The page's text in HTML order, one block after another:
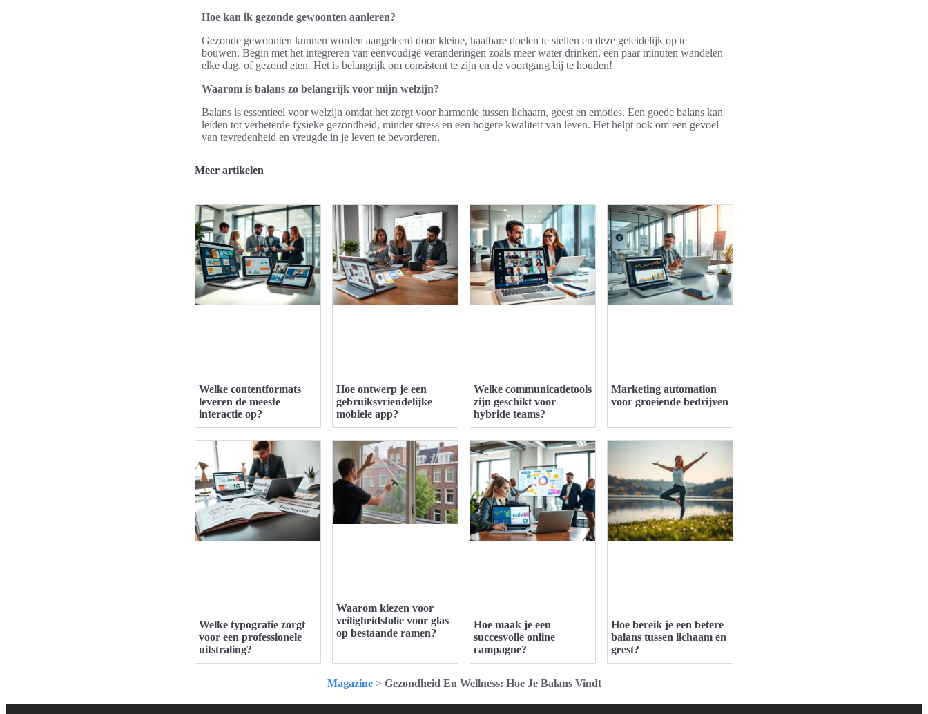
Hoe kan ik gezonde gewoonten aanleren?
Gezonde gewoonten kunnen worden aangeleerd door kleine, haalbare doelen te stellen en deze geleidelijk op te
bouwen. Begin met het integreren van eenvoudige veranderingen zoals meer water drinken, een paar minuten wandelen
elke dag, of gezond eten. Het is belangrijk om consistent te zijn en de voortgang bij te houden!
Waarom is balans zo belangrijk voor mijn welzijn?
Balans is essentieel voor welzijn omdat het zorgt voor harmonie tussen lichaam, geest en emoties. Een goede balans kan
leiden tot verbeterde fysieke gezondheid, minder stress en een hogere kwaliteit van leven. Het helpt ook om een gevoel
van tevredenheid en vreugde in je leven te bevorderen.
Meer artikelen
Welke contentformats
leveren de meeste
interactie op?
Hoe ontwerp je een
gebruiksvriendelijke
mobiele app?
Welke communicatietools
zijn geschikt voor
hybride teams?
Marketing automation
voor groeiende bedrijven
Welke typografie zorgt
voor een professionele
uitstraling?
Waarom kiezen voor
veiligheidsfolie voor glas
op bestaande ramen?
Hoe maak je een
succesvolle online
campagne?
Hoe bereik je een betere
balans tussen lichaam en
geest?
Magazine> Gezondheid En Wellness: Hoe Je Balans Vindt